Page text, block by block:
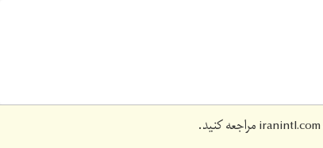
iranintl.comمراجعه کنید.